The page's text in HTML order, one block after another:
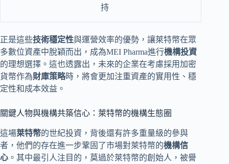
持
正是這些技術穩定性與運營效率的優勢，讓萊特幣在眾
多數位資產中脫穎而出，成為MEI Pharma進行機構投資
的理想選擇。這也透露出，未來的企業在考慮採用加密
貨幣作為財庫策略時，將會更加注重資產的實用性、穩
定性和成本效益。
關鍵人物與機構共築信心：萊特幣的機構生態圈
這場萊特幣的世紀投資，背後還有許多重量級的參與
者，他們的存在進一步鞏固了市場對萊特幣的機構信
心 。其中最引人注目的，莫過於萊特幣的創始人，被譽